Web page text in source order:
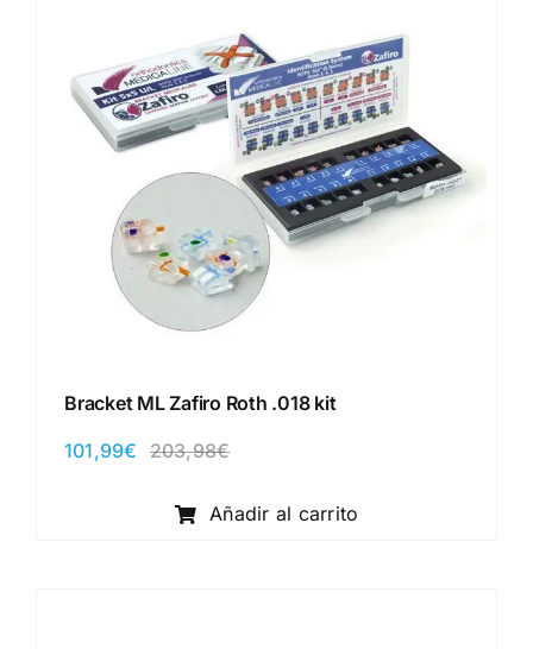
Bracket ML Zafiro Roth .018 kit
203,98€El
original
era:
101,99€
El
actual
es:
Añadir al carrito